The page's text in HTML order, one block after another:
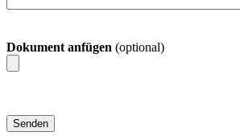
Dokument anfügen (optional)